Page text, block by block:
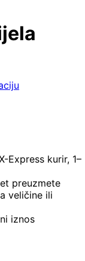
Express kurir, 1–
preuzmete
veličine ili
iznos